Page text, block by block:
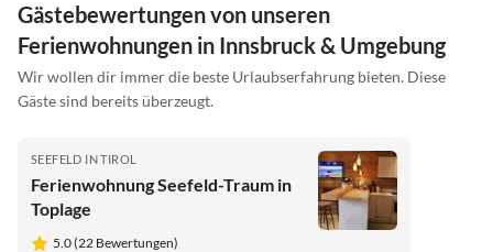
Gästebewertungen von unseren
Ferienwohnungen in Innsbruck & Umgebung
Wir wollen dir immer die beste Urlaubserfahrung bieten. Diese
Gäste sind bereits überzeugt.
SEEFELD IN TIROL
Ferienwohnung Seefeld-Traum in
Toplage
5.0 (22 Bewertungen)